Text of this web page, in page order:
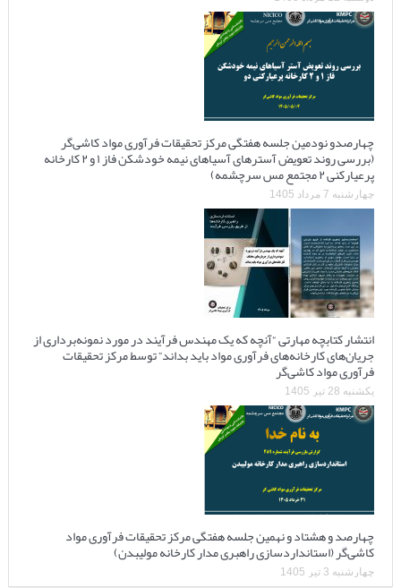
چهارصدو نودمین جلسه هفتگی مرکز تحقیقات فرآوری مواد کاشی‌گر
(بررسی روند تعویض آسترهای آسیاهای نیمه خودشکن فاز ۱ و ۲ کارخانه
پرعیارکنی ۲ مجتمع مس سرچشمه)
چهارشنبه 7 مرداد 1405
انتشار کتابچه مهارتی “آنچه که یک مهندس فرآیند در مورد نمونه‌برداری از
جریان‌های کارخانه‌های فرآوری مواد باید بداند” توسط مرکز تحقیقات
فرآوری مواد کاشی‌گر
یکشنبه 28 تیر 1405
چهارصد و هشتاد و نهمین جلسه هفتگی مرکز تحقیقات فرآوری مواد
کاشی‌گر (استانداردسازی راهبری مدار کارخانه مولیبدن)
چهارشنبه 3 تیر 1405